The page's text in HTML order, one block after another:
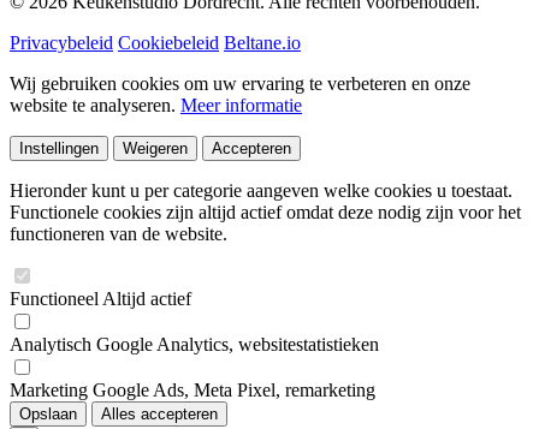
Privacybeleid Cookiebeleid Beltane.io
Wij gebruiken cookies om uw ervaring te verbeteren en onze
website te analyseren. Meer informatie
Instellingen Weigeren Accepteren
Hieronder kunt u per categorie aangeven welke cookies u toestaat.
Functionele cookies zijn altijd actief omdat deze nodig zijn voor het
functioneren van de website.
Functioneel Altijd actief
Analytisch Google Analytics, websitestatistieken
Marketing Google Ads, Meta Pixel, remarketing
Opslaan
Alles accepteren